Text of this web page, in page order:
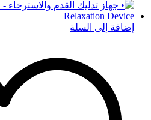
إضافة إلى السلة